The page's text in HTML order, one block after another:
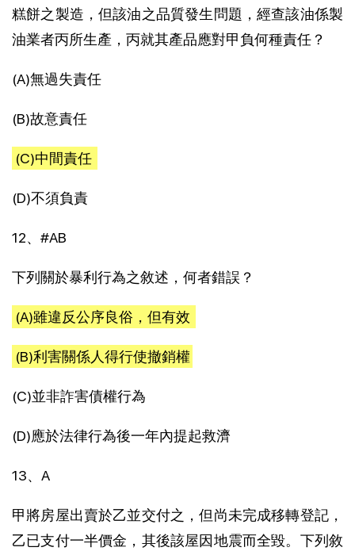
糕餅之製造，但該油之品質發生問題，經查該油係製
油業者丙所生產，丙就其產品應對甲負何種責任？
(A)無過失責任
(B)故意責任
(C)中間責任
(D)不須負責
12、#AB
下列關於暴利行為之敘述，何者錯誤？
(A)雖違反公序良俗，但有效
(B)利害關係人得行使撤銷權
(C)並非詐害債權行為
(D)應於法律行為後一年內提起救濟
13、A
甲將房屋出賣於乙並交付之，但尚未完成移轉登記，
乙已支付一半價金，其後該屋因地震而全毀。下列敘